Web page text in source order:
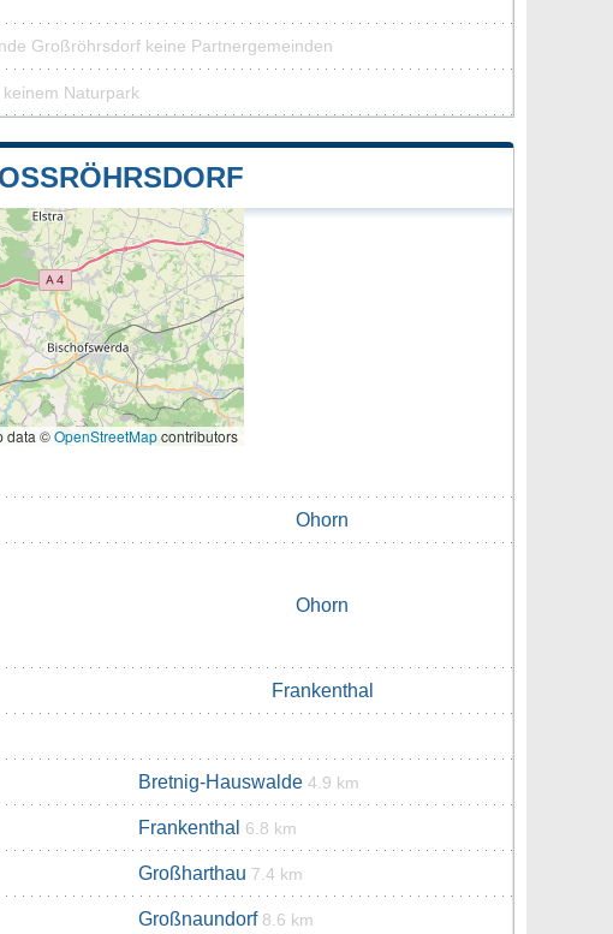
Großröhrsdorf keine Partnergemeinden
Naturpark
data ©OpenStreetMapcontributors
Ohorn
Ohorn
Frankenthal
Bretnig-Hauswalde 4.9 km
Frankenthal 6.8 km
Großharthau 7.4 km
Großnaundorf 8.6 km